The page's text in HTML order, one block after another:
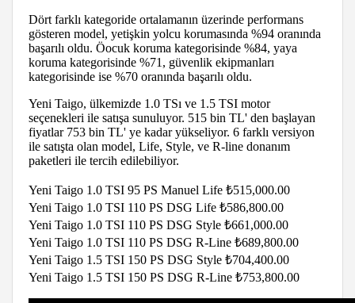
Dört farklı kategoride ortalamanın üzerinde performans
gösteren model, yetişkin yolcu korumasında %94 oranında
başarılı oldu. Öocuk koruma kategorisinde %84, yaya
koruma kategorisinde %71, güvenlik ekipmanları
kategorisinde ise %70 oranında başarılı oldu.
Yeni Taigo, ülkemizde 1.0 TSı ve 1.5 TSI motor
seçenekleri ile satışa sunuluyor. 515 bin TL' den başlayan
fiyatlar 753 bin TL' ye kadar yükseliyor. 6 farklı versiyon
ile satışta olan model, Life, Style, ve R-line donanım
paketleri ile tercih edilebiliyor.
Yeni Taigo 1.0 TSI 95 PS Manuel Life ₺515,000.00
Yeni Taigo 1.0 TSI 110 PS DSG Life ₺586,800.00
Yeni Taigo 1.0 TSI 110 PS DSG Style ₺661,000.00
Yeni Taigo 1.0 TSI 110 PS DSG R-Line ₺689,800.00
Yeni Taigo 1.5 TSI 150 PS DSG Style ₺704,400.00
Yeni Taigo 1.5 TSI 150 PS DSG R-Line ₺753,800.00